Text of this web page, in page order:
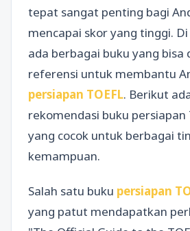
tepat sangat penting bagi
mencapai skor yang tinggi.
ada berbagai buku yang bisa
referensi untuk membantu
persiapan TOEFL. Berikut
rekomendasi buku persiapan
yang cocok untuk berbagai
kemampuan.
Salah satu buku persiapan
yang patut mendapatkan